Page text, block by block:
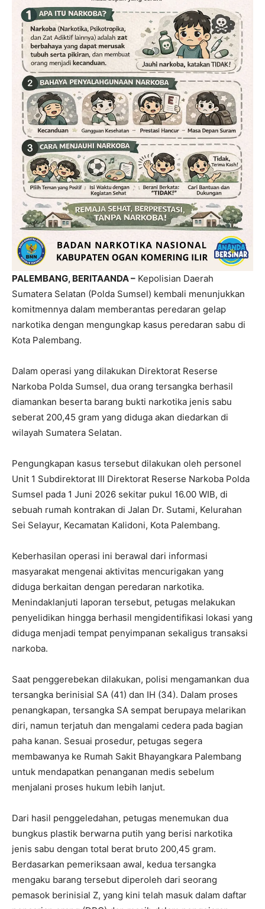
PALEMBANG, BERITAANDA – Kepolisian Daerah
Sumatera Selatan (Polda Sumsel) kembali menunjukkan
komitmennya dalam memberantas peredaran gelap
narkotika dengan mengungkap kasus peredaran sabu di
Kota Palembang.
Dalam operasi yang dilakukan Direktorat Reserse
Narkoba Polda Sumsel, dua orang tersangka berhasil
diamankan beserta barang bukti narkotika jenis sabu
seberat 200,45 gram yang diduga akan diedarkan di
wilayah Sumatera Selatan.
Pengungkapan kasus tersebut dilakukan oleh personel
Unit 1 Subdirektorat III Direktorat Reserse Narkoba Polda
Sumsel pada 1 Juni 2026 sekitar pukul 16.00 WIB, di
sebuah rumah kontrakan di Jalan Dr. Sutami, Kelurahan
Sei Selayur, Kecamatan Kalidoni, Kota Palembang.
Keberhasilan operasi ini berawal dari informasi
masyarakat mengenai aktivitas mencurigakan yang
diduga berkaitan dengan peredaran narkotika.
Menindaklanjuti laporan tersebut, petugas melakukan
penyelidikan hingga berhasil mengidentifikasi lokasi yang
diduga menjadi tempat penyimpanan sekaligus transaksi
narkoba.
Saat penggerebekan dilakukan, polisi mengamankan dua
tersangka berinisial SA (41) dan IH (34). Dalam proses
penangkapan, tersangka SA sempat berupaya melarikan
diri, namun terjatuh dan mengalami cedera pada bagian
paha kanan. Sesuai prosedur, petugas segera
membawanya ke Rumah Sakit Bhayangkara Palembang
untuk mendapatkan penanganan medis sebelum
menjalani proses hukum lebih lanjut.
Dari hasil penggeledahan, petugas menemukan dua
bungkus plastik berwarna putih yang berisi narkotika
jenis sabu dengan total berat bruto 200,45 gram.
Berdasarkan pemeriksaan awal, kedua tersangka
mengaku barang tersebut diperoleh dari seorang
pemasok berinisial Z, yang kini telah masuk dalam daftar